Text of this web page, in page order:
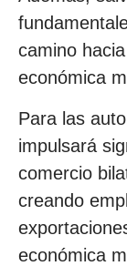
camino
económica
Para las
impulsará
comercio
creando
económica